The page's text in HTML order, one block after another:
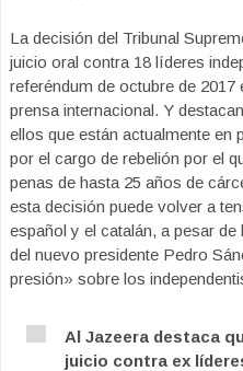
La decisión del Tribunal
juicio oral contra 18 líderes
referéndum de octubre de
prensa internacional. Y
ellos que están actualmente en
por el cargo de rebelión por el
penas de hasta 25 años de
esta decisión puede volver a
español y el catalán, a pesar
del nuevo presidente Pedro
presión» sobre los
Al Jazeera destaca
juicio contra ex